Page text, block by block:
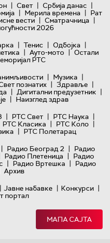
| Свет | Србија данас |
| Мерила времена | Рат
вести | Сматрачница |
2026
| Тенис | Одбојка |
| Ауто-мото | Остали
РТС
| Музика |
познатих | Здравље |
| Дигитални предузетник |
| Наизглед здрав
| РТС Свет | РТС Наука |
РТС Класика | РТС Коло |
| РТС Полетарац
| Радио Београд 2 | Радио
Радио Плетеница | Радио
| Радио Вртешка | Радио
Архив
| Јавне набавке | Конкурси |
портал
МАПА САЈТА